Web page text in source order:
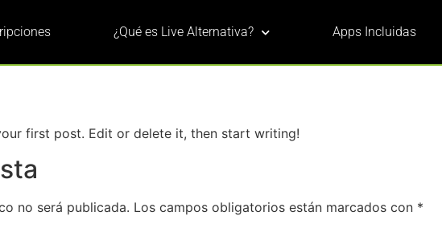
¿Qué es Live Alternativa? Apps Incluidas
first post. Edit or delete it, then start writing!
no será publicada. Los campos obligatorios están marcados con *